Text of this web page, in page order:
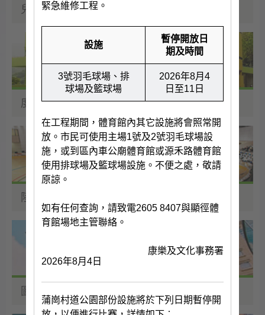
兒童設施
度假營
陸上運動設施
圖書館
緊急維修工程。
設施
暫停開放日
期及時間
3號羽毛球場、排
球場及籃球場
2026年8月4
日至11日
在工程期間，體育館內其它設施將會照常開
放。市民可使用主場1號及2號羽毛球場設
施，或到區內車公廟體育館或源禾路體育館
使用排球場及籃球場設施。不便之處，敬請
原諒。
如有任何查詢，請致電2605 8407與顯徑體
育館場地主管聯絡。
康樂及文化事務署
2026年8月4日
蒲崗村道公園部份設施將於下列日期暫停開